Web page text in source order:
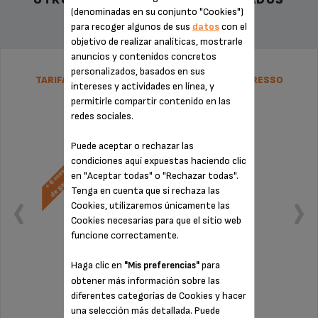
TARIFA PLANA DE REPARACIÓN CAFETERA ESPRESSO
KRUPS
Sin factura ni sorpresas
¡Extensión de la garantía de 6 meses!
(denominadas en su conjunto "Cookies")
para recoger algunos de sus datoscon el
objetivo de realizar analíticas, mostrarle
anuncios y contenidos concretos
personalizados, basados en sus
intereses y actividades en línea, y
permitirle compartir contenido en las
redes sociales.
Puede aceptar o rechazar las
condiciones aquí expuestas haciendo clic
en "Aceptar todas" o "Rechazar todas".
Tenga en cuenta que si rechaza las
Cookies, utilizaremos únicamente las
Cookies necesarias para que el sitio web
funcione correctamente.
Haga clic en "Mis preferencias"para
obtener más información sobre las
diferentes categorías de Cookies y hacer
una selección más detallada. Puede